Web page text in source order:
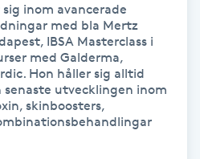
inom avancerade
med bla Mertz
IBSA Masterclass i
med Galderma,
Hon håller sig alltid
utvecklingen inom
skinboosters,